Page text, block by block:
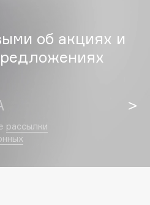
об акциях и
рассылки